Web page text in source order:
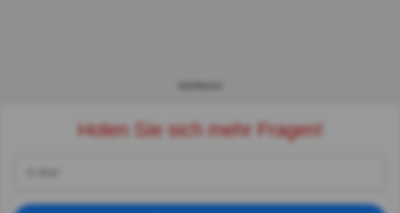
Holen Sie sich mehr Fragen!